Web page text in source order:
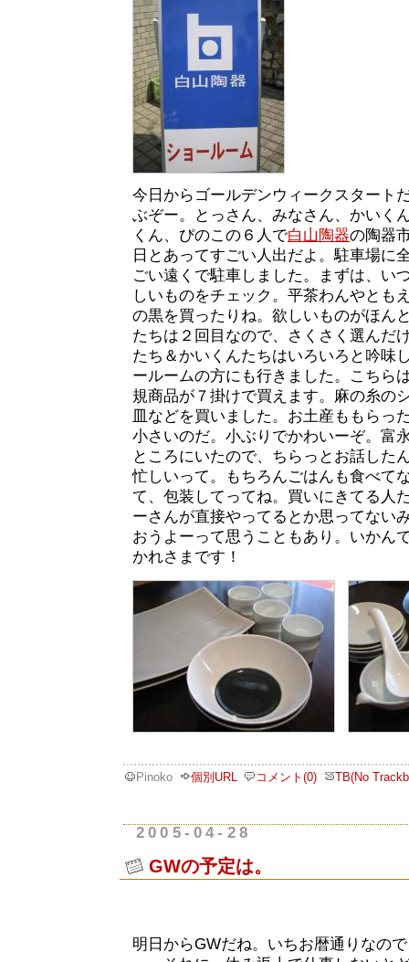
今日からゴールデンウィークスタート
ぶぞー。とっさん、みなさん、かいく
くん、ぴのこの６人で白山陶器の陶器
日とあってすごい人出だよ。駐車場に
ごい遠くで駐車しました。まずは、い
しいものをチェック。平茶わんやとも
の黒を買ったりね。欲しいものがほん
たちは２回目なので、さくさく選んだ
たち＆かいくんたちはいろいろと吟味
ールームの方にも行きました。こちら
規商品が７掛けで買えます。麻の糸の
皿などを買いました。お土産ももらっ
小さいのだ。小ぶりでかわいーぞ。富
ところにいたので、ちらっとお話した
忙しいって。もちろんごはんも食べて
て、包装してってね。買いにきてる人
ーさんが直接やってるとか思ってない
おうよーって思うこともあり。いかん
かれさまです！
Pinoko 個別URL コメント(0) TB(No
2005-04-28
GWの予定は。
明日からGWだね。いちお暦通りなの